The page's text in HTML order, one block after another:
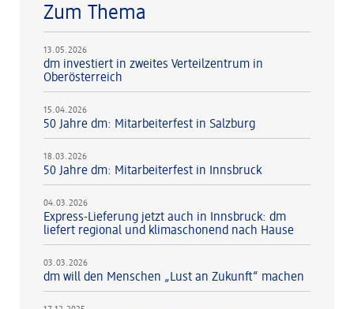
Zum Thema
13.05.2026
dm investiert in zweites Verteilzentrum in
Oberösterreich
15.04.2026
50 Jahre dm: Mitarbeiterfest in Salzburg
18.03.2026
50 Jahre dm: Mitarbeiterfest in Innsbruck
04.03.2026
Express-Lieferung jetzt auch in Innsbruck: dm
liefert regional und klimaschonend nach Hause
03.03.2026
dm will den Menschen „Lust an Zukunft“ machen